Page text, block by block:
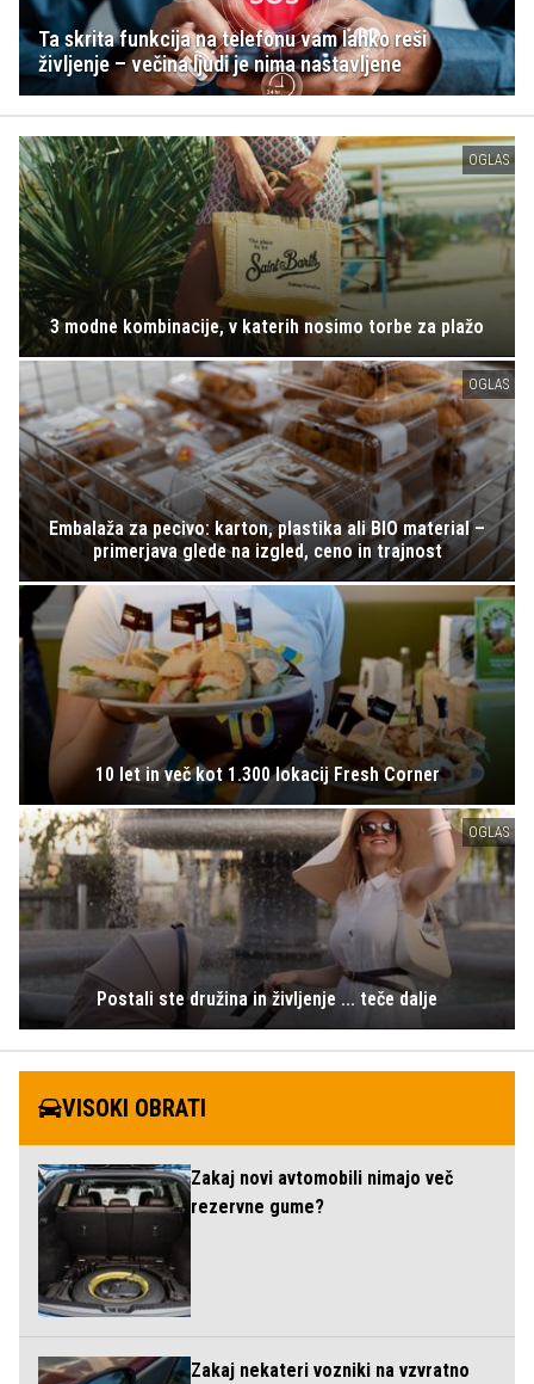
Ta skrita funkcija na telefonu vam lahko reši
življenje – večina ljudi je nima nastavljene
OGLAS
3 modne kombinacije, v katerih nosimo torbe za plažo
OGLAS
Embalaža za pecivo: karton, plastika ali BIO material –
primerjava glede na izgled, ceno in trajnost
10 let in več kot 1.300 lokacij Fresh Corner
OGLAS
Postali ste družina in življenje ... teče dalje
VISOKI OBRATI
Zakaj novi avtomobili nimajo več
rezervne gume?
Zakaj nekateri vozniki na vzvratno